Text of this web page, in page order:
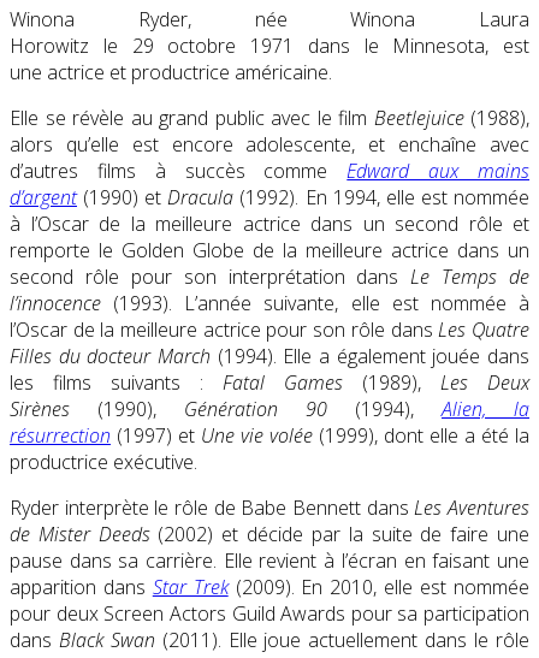
Winona Ryder, née Winona Laura
Horowitz le 29 octobre 1971
dans le Minnesota, est
une actrice et productrice américaine.
Elle se révèle au grand public avec le film Beetlejuice(1988),
alors qu’elle est encore adolescente, et enchaîne avec
d’autres films à succès commeEdward aux mains
d’argent(1990) etDracula (1992). En 1994, elle est nommée
à l’Oscar de la meilleure actrice dans un second rôle et
remporte le Golden Globe de la meilleure actrice dans un
second rôle pour son interprétation dansLe Temps de
l’innocence (1993). L’année suivante, elle est nommée à
l’Oscar de la meilleure actrice pour son rôle dansLes Quatre
Filles du docteur March (1994). Elle a également jouée dans
les films suivants : Fatal Games (1989), Les Deux
Sirènes (1990), Génération 90 (1994),Alien, la
résurrection (1997) et Une vie volée (1999), dont elle a été la
productrice exécutive.
Ryder interprète le rôle de Babe Bennett dansLes Aventures
de Mister Deeds(2002) et décide par la suite de faire une
pause dans sa carrière. Elle revient à l’écran en faisant une
apparition dans Star Trek (2009). En 2010, elle est nommée
pour deux Screen Actors Guild Awards pour sa participation
dans Black Swan (2011). Elle joue actuellement dans le rôle